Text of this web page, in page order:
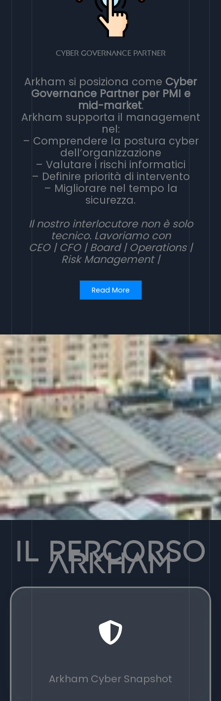
Cyber Governance Partner
Arkham si posiziona come Cyber
Governance Partner per PMI e
mid-market.
Arkham supporta il management
nel:
– Comprendere la postura cyber
dell’organizzazione
– Valutare i rischi informatici
– Definire priorità di intervento
– Migliorare nel tempo la
sicurezza.
Il nostro interlocutore non è solo
tecnico. Lavoriamo con
CEO | CFO | Board | Operations |
Risk Management |
Read More
IL PERCORSO
ARKHAM
Arkham Cyber Snapshot